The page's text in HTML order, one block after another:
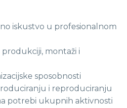
iskustvo u profesionalnom
produkciji, montaži i
sposobnosti
i reproduciranju
potrebi ukupnih aktivnosti